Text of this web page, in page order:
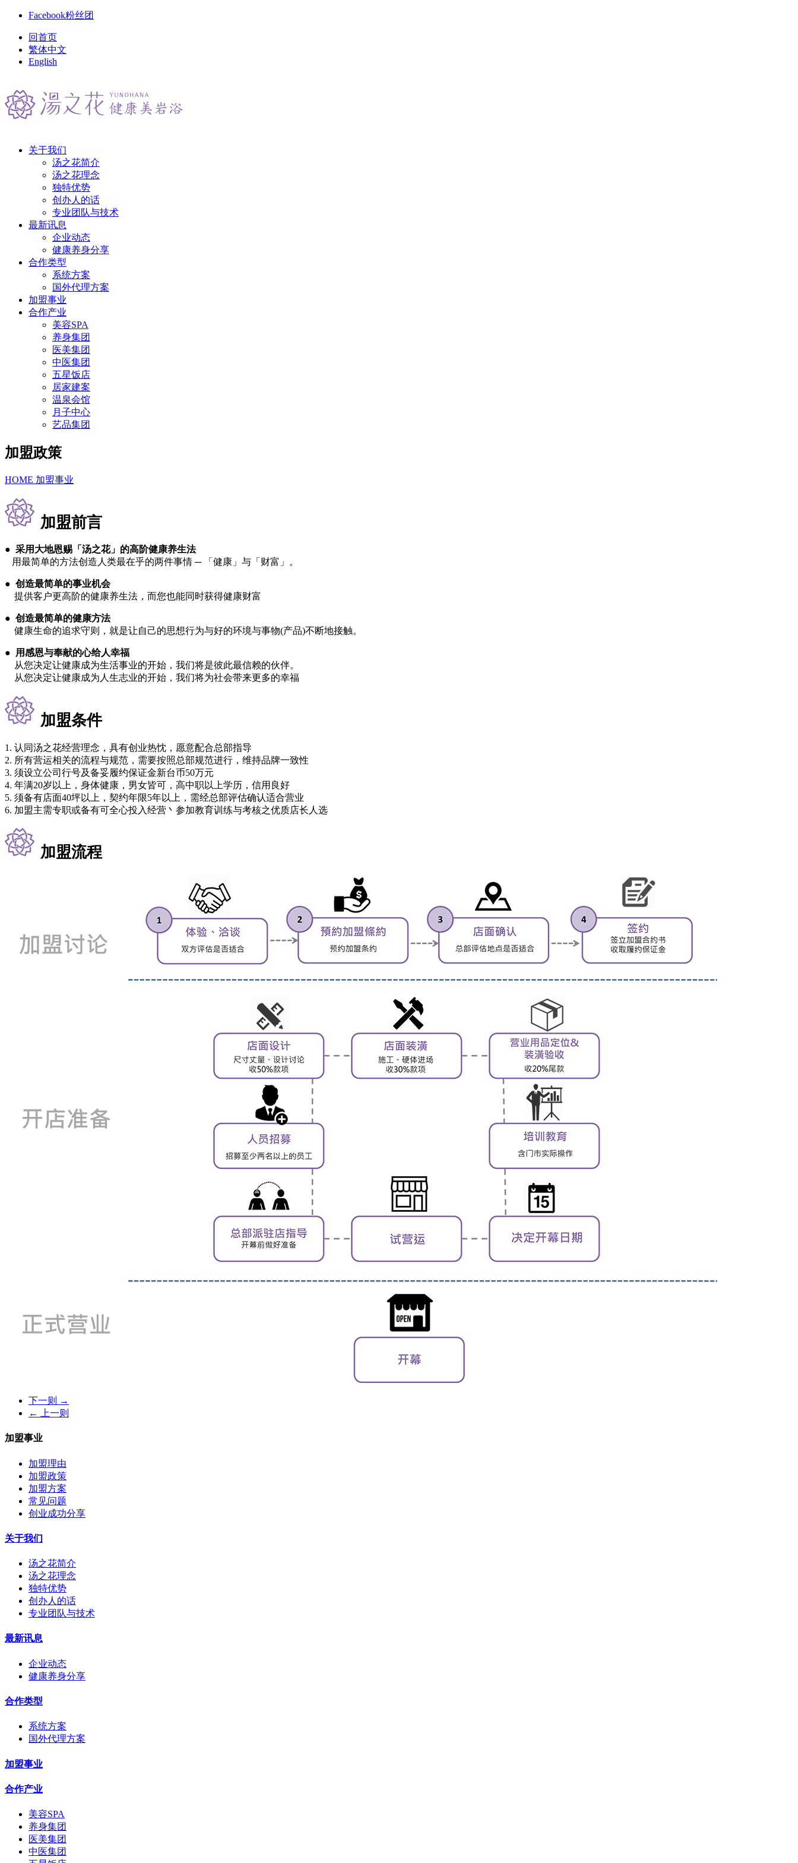
Facebook粉丝团
回首页
繁体中文
English
关于我们
汤之花简介
汤之花理念
独特优势
创办人的话
专业团队与技术
最新讯息
企业动态
健康养身分享
合作类型
系统方案
国外代理方案
加盟事业
合作产业
美容SPA
养身集团
医美集团
中医集团
五星饭店
居家建案
温泉会馆
月子中心
艺品集团
加盟政策
HOME 加盟事业
加盟前言
● 采用大地恩赐「汤之花」的高阶健康养生法
用最简单的方法创造人类最在乎的两件事情 ─ 「健康」与「财富」。
● 创造最简单的事业机会
提供客户更高阶的健康养生法，而您也能同时获得健康财富
● 创造最简单的健康方法
健康生命的追求守则，就是让自己的思想行为与好的环境与事物(产品)不断地接触。
●
用感恩与奉献的心给人幸福
从您决定让健康成为生活事业的开始，我们将是彼此最信赖的伙伴。
从您决定让健康成为人生志业的开始，我们将为社会带来更多的幸福
加盟条件
1. 认同汤之花经营理念，具有创业热忱，愿意配合总部指导
2. 所有营运相关的流程与规范，需要按照总部规范进行，维持品牌一致性
3. 须设立公司行号及备妥履约保证金新台币50万元
4. 年满20岁以上，身体健康，男女皆可，高中职以上学历，信用良好
5. 须备有店面40坪以上，契约年限5年以上，需经总部评估确认适合营业
6. 加盟主需专职或备有可全心投入经营丶参加教育训练与考核之优质店长人选
加盟流程
下一则 →
← 上一则
加盟事业
加盟理由
加盟政策
加盟方案
常见问题
创业成功分享
关于我们
汤之花简介
汤之花理念
独特优势
创办人的话
专业团队与技术
最新讯息
企业动态
健康养身分享
合作类型
系统方案
国外代理方案
加盟事业
合作产业
美容SPA
养身集团
医美集团
中医集团